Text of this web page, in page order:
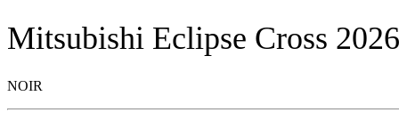
Mitsubishi Eclipse Cross 2026
NOIR